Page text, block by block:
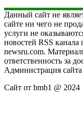
Данный сайт не
сайте ни чего не
услуги не
новостей RSS канала
newsru.com.
ответственность за
Администрация сайта
Сайт от bmb1 @ 2024